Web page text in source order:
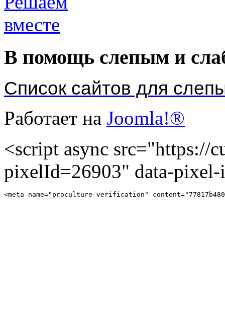
В помощь слепым и
Список сайтов для
Работает на Joomla!®
<script async src="https://
pixelId=26903" data-
<meta name="proculture-verification"